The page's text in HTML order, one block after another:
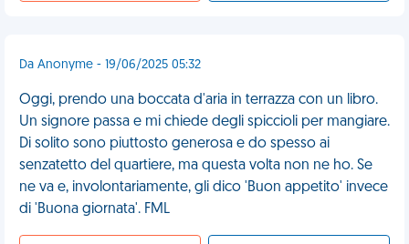
Da Anonyme - 19/06/2025 05:32
Oggi, prendo una boccata d'aria in terrazza con un libro.
Un signore passa e mi chiede degli spiccioli per mangiare.
Di solito sono piuttosto generosa e do spesso ai
senzatetto del quartiere, ma questa volta non ne ho. Se
ne va e, involontariamente, gli dico 'Buon appetito' invece
di 'Buona giornata'. FML